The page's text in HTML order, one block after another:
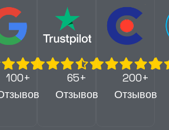
100+
65+
Отзывов
200+
Отзывов